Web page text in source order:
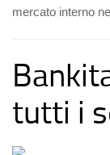
mercato interno
tutti i